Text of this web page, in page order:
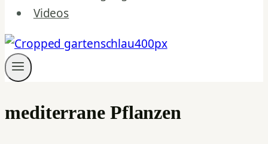
Videos
mediterrane Pflanzen